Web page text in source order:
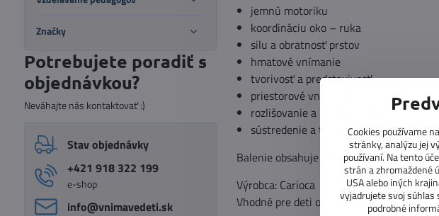
jemnú motoriku
koordináciu oko – ruka
silu a obratnosť prstov
hmatové vnímanie
tvorivosť a predstavivosť
priestorové vnímanie
rozlišovanie a miešanie farieb
sústredenie a trpezlivosť
Balenie obsahuje 10 kusov plastelíny v
Výrobca: Carioca
Vhodné pre deti od 3 rokov.
Značky
Potrebujete poradiť s
objednávkou?
Neváhajte nás kontaktovať :)
Stav objednávky
+421 918 322 199
e-shop
info​@vnimavedeti​.sk
Cookies používame
stránky, analýzu jej
používaní. Na tento
strán a zhromaždené
USA alebo iných
vyjadrujete svoj
podrobné